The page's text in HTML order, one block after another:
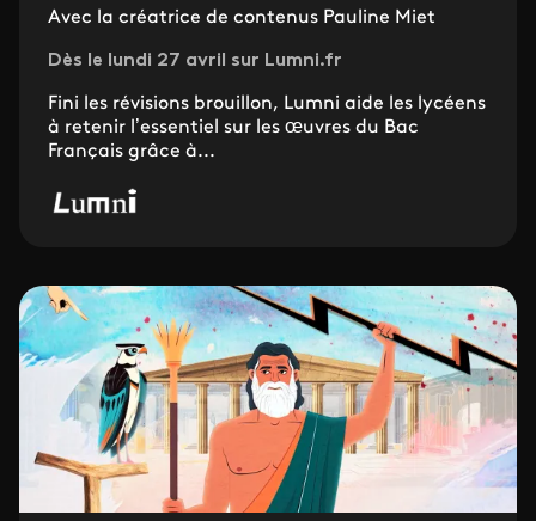
Avec la créatrice de contenus Pauline Miet
Dès le lundi 27 avril sur Lumni.fr
Fini les révisions brouillon, Lumni aide les lycéens
à retenir l’essentiel sur les œuvres du Bac
Français grâce à...